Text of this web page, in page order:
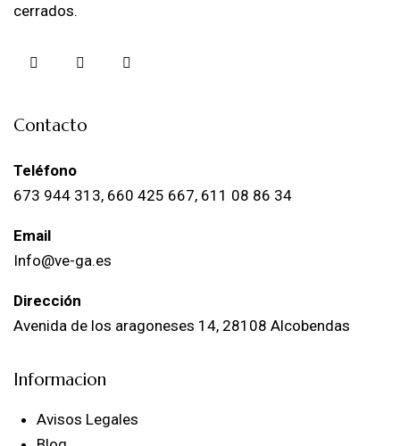
cerrados.
Contacto
Teléfono
673 944 313, 660 425 667, 611 08 86 34
Email
Info@ve-ga.es
Dirección
Avenida de los aragoneses 14, 28108 Alcobendas
Informacion
Avisos Legales